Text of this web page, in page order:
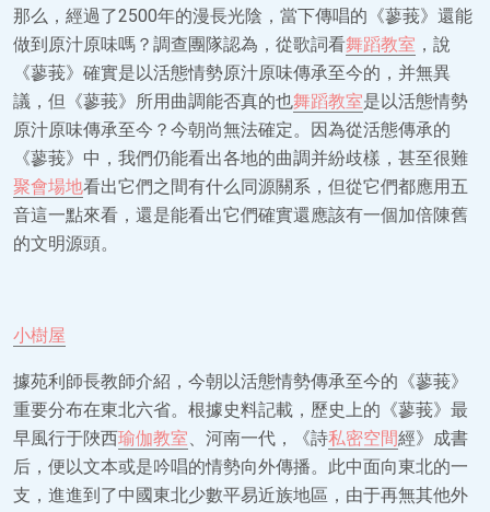
那么，經過了2500年的漫長光陰，當下傳唱的《蓼莪》還能
做到原汁原味嗎？調查團隊認為，從歌詞看舞蹈教室 ，說
《蓼莪》確實是以活態情勢原汁原味傳承至今的，并無異
議，但《蓼莪》所用曲調能否真的也舞蹈教室是以活態情勢
原汁原味傳承至今？今朝尚無法確定。因為從活態傳承的
《蓼莪》中，我們仍能看出各地的曲調并紛歧樣，甚至很難
聚會場地看出它們之間有什么同源關系，但從它們都應用五
音這一點來看，還是能看出它們確實還應該有一個加倍陳舊
的文明源頭。
小樹屋
據苑利師長教師介紹，今朝以活態情勢傳承至今的《蓼莪》
重要分布在東北六省。根據史料記載，歷史上的《蓼莪》最
早風行于陜西瑜伽教室、河南一代，《詩私密空間經》成書
后，便以文本或是吟唱的情勢向外傳播。此中面向東北的一
支，進進到了中國東北少數平易近族地區，由于再無其他外